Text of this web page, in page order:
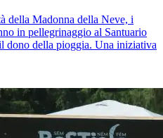
della Madonna della Neve, i
in pellegrinaggio al Santuario
dono della pioggia. Una iniziativa